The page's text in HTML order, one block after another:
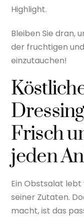
Highlight.
Bleiben Sie dran,
der fruchtigen
einzutauchen!
Frisch
jeden
Ein Obstsalat
seiner Zutaten.
macht, ist das